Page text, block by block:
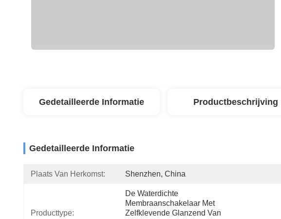
Gedetailleerde Informatie Productbeschrijving
Gedetailleerde Informatie
Plaats Van Herkomst: Shenzhen, China
Producttype:
De Waterdichte
Membraanschakelaar Met
Zelfklevende Glanzend Van